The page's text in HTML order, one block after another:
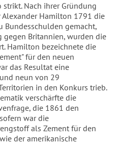
strikt. Nach ihrer Gründung
Alexander Hamilton 1791 die
Bundesschulden gemacht,
Britannien, wurden die
Hamilton bezeichnete die
für den neuen
das Resultat eine
neun von 29
in den Konkurs trieb.
verschärfte die
die 1861 den
war die
als Zement für den
der amerikanische